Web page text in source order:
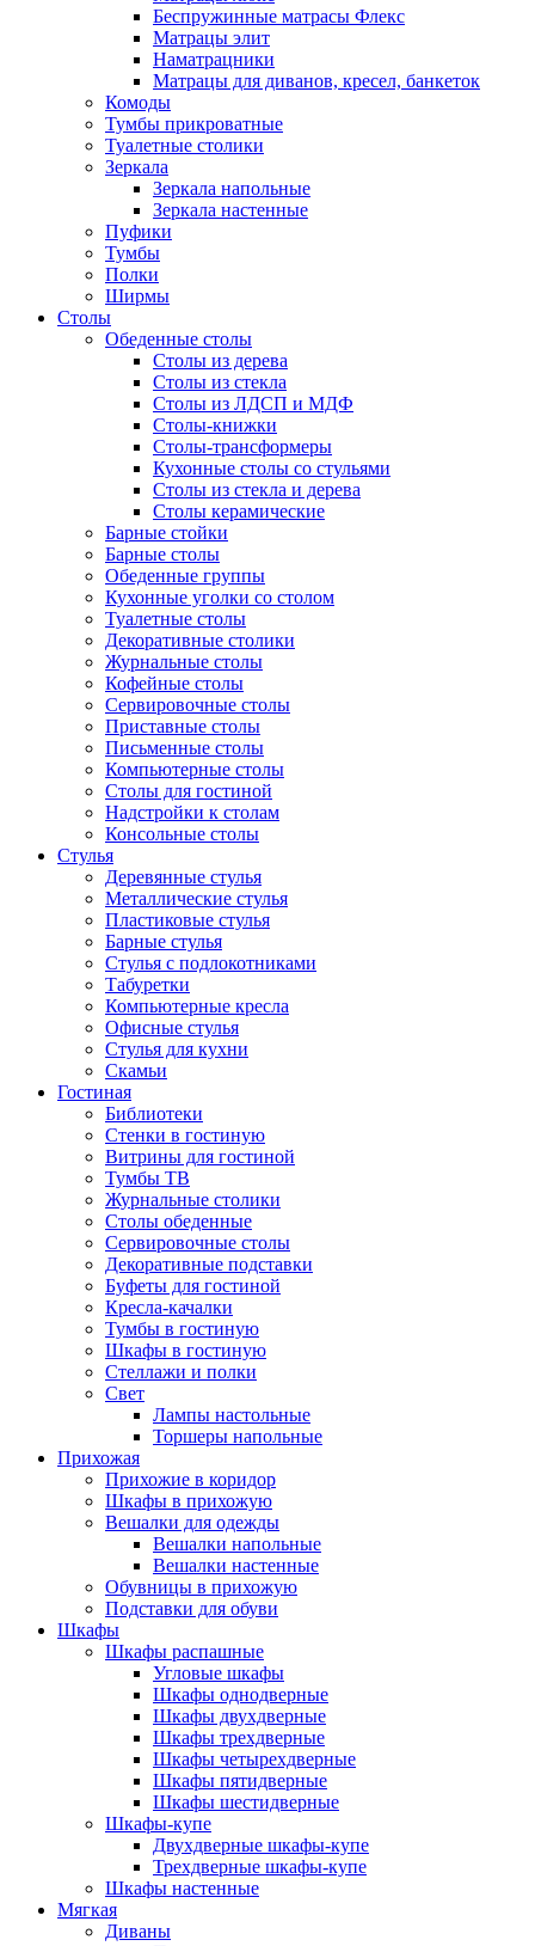
Беспружинные матрасы Флекс
Матрацы элит
Наматрацники
Матрацы для диванов, кресел, банкеток
Комоды
Тумбы прикроватные
Туалетные столики
Зеркала
Зеркала напольные
Зеркала настенные
Пуфики
Тумбы
Полки
Ширмы
Столы
Обеденные столы
Столы из дерева
Столы из стекла
Столы из ЛДСП и МДФ
Столы-книжки
Столы-трансформеры
Кухонные столы со стульями
Столы из стекла и дерева
Столы керамические
Барные стойки
Барные столы
Обеденные группы
Кухонные уголки со столом
Туалетные столы
Декоративные столики
Журнальные столы
Кофейные столы
Сервировочные столы
Приставные столы
Письменные столы
Компьютерные столы
Столы для гостиной
Надстройки к столам
Консольные столы
Стулья
Деревянные стулья
Металлические стулья
Пластиковые стулья
Барные стулья
Стулья с подлокотниками
Табуретки
Компьютерные кресла
Офисные стулья
Стулья для кухни
Скамьи
Гостиная
Библиотеки
Стенки в гостиную
Витрины для гостиной
Тумбы ТВ
Журнальные столики
Столы обеденные
Сервировочные столы
Декоративные подставки
Буфеты для гостиной
Кресла-качалки
Тумбы в гостиную
Шкафы в гостиную
Стеллажи и полки
Свет
Лампы настольные
Торшеры напольные
Прихожая
Прихожие в коридор
Шкафы в прихожую
Вешалки для одежды
Вешалки напольные
Вешалки настенные
Обувницы в прихожую
Подставки для обуви
Шкафы
Шкафы распашные
Угловые шкафы
Шкафы однодверные
Шкафы двухдверные
Шкафы трехдверные
Шкафы четырехдверные
Шкафы пятидверные
Шкафы шестидверные
Шкафы-купе
Двухдверные шкафы-купе
Трехдверные шкафы-купе
Шкафы настенные
Мягкая
Диваны